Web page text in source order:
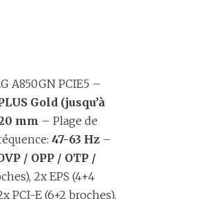
A850GN PCIE5 –
Gold (jusqu’à
mm – Plage de
47-63 Hz–
/ OPP / OTP /
2x EPS (4+4
PCI-E (6+2 broches),